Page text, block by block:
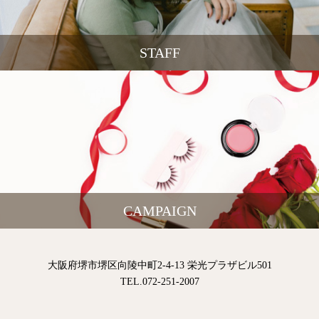
STAFF
CAMPAIGN
大阪府堺市堺区向陵中町2-4-13 栄光プラザビル501
TEL.072-251-2007